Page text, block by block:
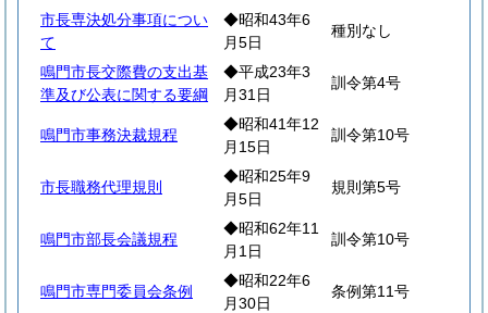
市長専決処分事項につい
て
◆昭和43年6
月5日
種別なし
鳴門市長交際費の支出基
準及び公表に関する要綱
◆平成23年3
月31日
訓令第4号
鳴門市事務決裁規程
◆昭和41年12
月15日
訓令第10号
市長職務代理規則
◆昭和25年9
月5日
規則第5号
鳴門市部長会議規程
◆昭和62年11
月1日
訓令第10号
鳴門市専門委員会条例
◆昭和22年6
月30日
条例第11号